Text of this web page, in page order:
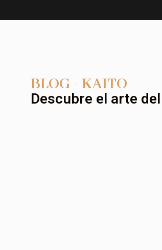
BLOG - KAITO
Descubre el arte